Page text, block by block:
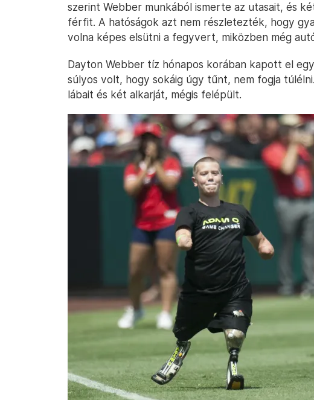
szerint Webber munkából ismerte az utasait, és
férfit. A hatóságok azt nem részletezték, hogy
volna képes elsütni a fegyvert, miközben még
Dayton Webber tíz hónapos korában kapott el
súlyos volt, hogy sokáig úgy tűnt, nem fogja
lábait és két alkarját, mégis felépült.